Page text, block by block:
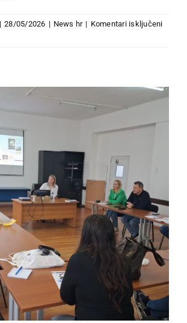
| 28/05/2026 | News hr | Komentari isključeniza